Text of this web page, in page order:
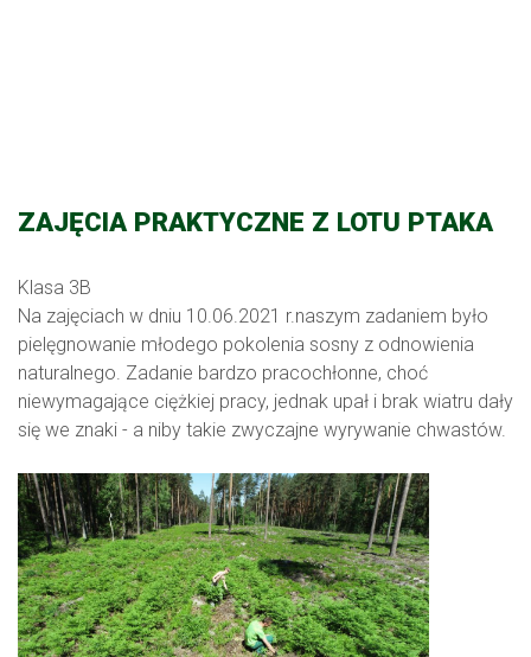
ZAJĘCIA PRAKTYCZNE Z LOTU PTAKA
Klasa 3B
Na zajęciach w dniu 10.06.2021 r.naszym zadaniem było
pielęgnowanie młodego pokolenia sosny z odnowienia
naturalnego. Zadanie bardzo pracochłonne, choć
niewymagające ciężkiej pracy, jednak upał i brak wiatru dały
się we znaki - a niby takie zwyczajne wyrywanie chwastów.